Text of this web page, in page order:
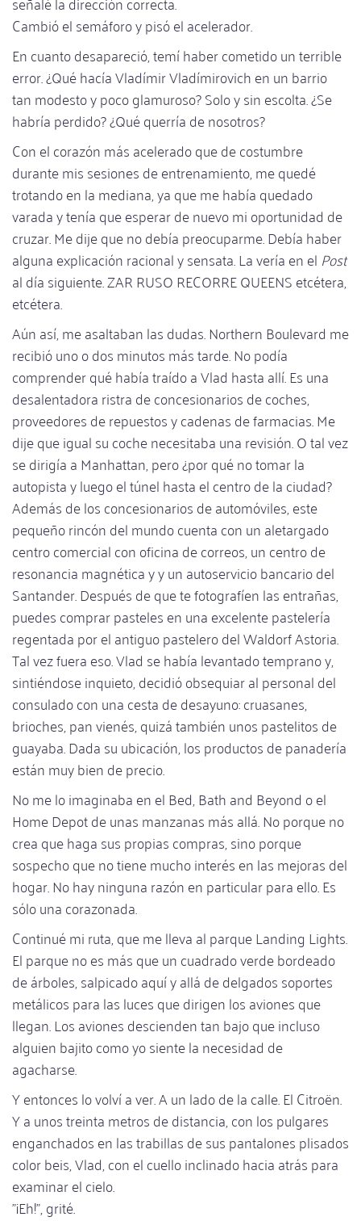
Cambió el semáforo y pisó el acelerador.
En cuanto desapareció, temí haber cometido un terrible
error. ¿Qué hacía Vladímir Vladímirovich en un barrio
tan modesto y poco glamuroso? Solo y sin escolta. ¿Se
habría perdido? ¿Qué querría de nosotros?
Con el corazón más acelerado que de costumbre
durante mis sesiones de entrenamiento, me quedé
trotando en la mediana, ya que me había quedado
varada y tenía que esperar de nuevo mi oportunidad de
cruzar. Me dije que no debía preocuparme. Debía haber
alguna explicación racional y sensata. La vería en el Post
al día siguiente. ZAR RUSO RECORRE QUEENS etcétera,
etcétera.
Aún así, me asaltaban las dudas. Northern Boulevard me
recibió uno o dos minutos más tarde. No podía
comprender qué había traído a Vlad hasta allí. Es una
desalentadora ristra de concesionarios de coches,
proveedores de repuestos y cadenas de farmacias. Me
dije que igual su coche necesitaba una revisión. O tal vez
se dirigía a Manhattan, pero ¿por qué no tomar la
autopista y luego el túnel hasta el centro de la ciudad?
Además de los concesionarios de automóviles, este
pequeño rincón del mundo cuenta con un aletargado
centro comercial con oficina de correos, un centro de
resonancia magnética y y un autoservicio bancario del
Santander. Después de que te fotografíen las entrañas,
puedes comprar pasteles en una excelente pastelería
regentada por el antiguo pastelero del Waldorf Astoria.
Tal vez fuera eso. Vlad se había levantado temprano y,
sintiéndose inquieto, decidió obsequiar al personal del
consulado con una cesta de desayuno: cruasanes,
brioches, pan vienés, quizá también unos pastelitos de
guayaba. Dada su ubicación, los productos de panadería
están muy bien de precio.
No me lo imaginaba en el Bed, Bath and Beyond o el
Home Depot de unas manzanas más allá. No porque no
crea que haga sus propias compras, sino porque
sospecho que no tiene mucho interés en las mejoras del
hogar. No hay ninguna razón en particular para ello. Es
sólo una corazonada.
Continué mi ruta, que me lleva al parque Landing Lights.
El parque no es más que un cuadrado verde bordeado
de árboles, salpicado aquí y allá de delgados soportes
metálicos para las luces que dirigen los aviones que
llegan. Los aviones descienden tan bajo que incluso
alguien bajito como yo siente la necesidad de
agacharse.
Y entonces lo volví a ver. A un lado de la calle. El Citroën.
Y a unos treinta metros de distancia, con los pulgares
enganchados en las trabillas de sus pantalones plisados
color beis, Vlad, con el cuello inclinado hacia atrás para
examinar el cielo.
"¡Eh!", grité.